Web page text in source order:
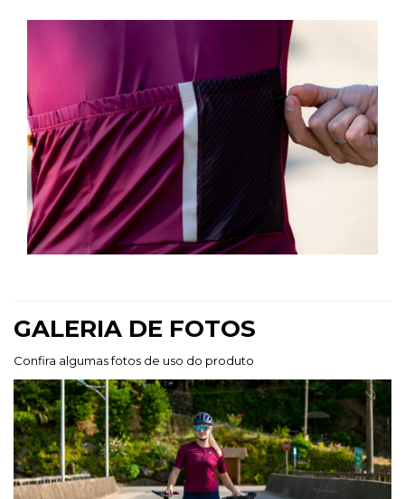
GALERIA DE FOTOS
Confira algumas fotos de uso do produto